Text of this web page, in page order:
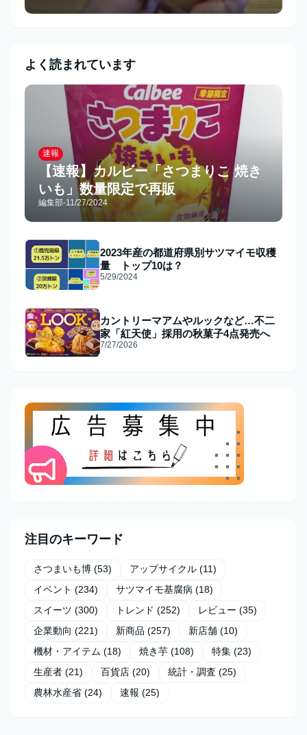
よく読まれています
速報
【速報】カルビー「さつまりこ 焼き
いも」数量限定で再販
編集部-11/27/2024
2023年産の都道府県別サツマイモ収穫
量 トップ10は？
5/29/2024
カントリーマアムやルックなど…不二
家「紅天使」採用の秋菓子4点発売へ
7/27/2026
注目のキーワード
さつまいも博 (53) アップサイクル (11)
イベント (234) サツマイモ基腐病 (18)
スイーツ (300) トレンド (252) レビュー (35)
企業動向 (221) 新商品 (257) 新店舗 (10)
機材・アイテム (18) 焼き芋 (108) 特集 (23)
生産者 (21) 百貨店 (20) 統計・調査 (25)
農林水産省 (24) 速報 (25)